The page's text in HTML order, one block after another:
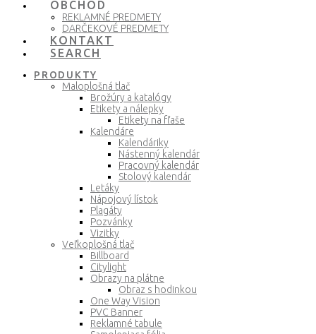
OBCHOD
REKLAMNÉ PREDMETY
DARČEKOVÉ PREDMETY
KONTAKT
SEARCH
PRODUKTY
Maloplošná tlač
Brožúry a katalógy
Etikety a nálepky
Etikety na fľaše
Kalendáre
Kalendáriky
Nástenný kalendár
Pracovný kalendár
Stolový kalendár
Letáky
Nápojový lístok
Plagáty
Pozvánky
Vizitky
Veľkoplošná tlač
Billboard
Citylight
Obrazy na plátne
Obraz s hodinkou
One Way Vision
PVC Banner
Reklamné tabule